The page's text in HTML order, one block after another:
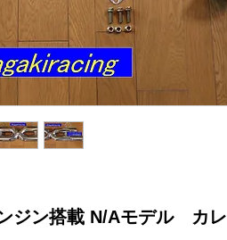
ジン搭載 N/Aモデル カレ